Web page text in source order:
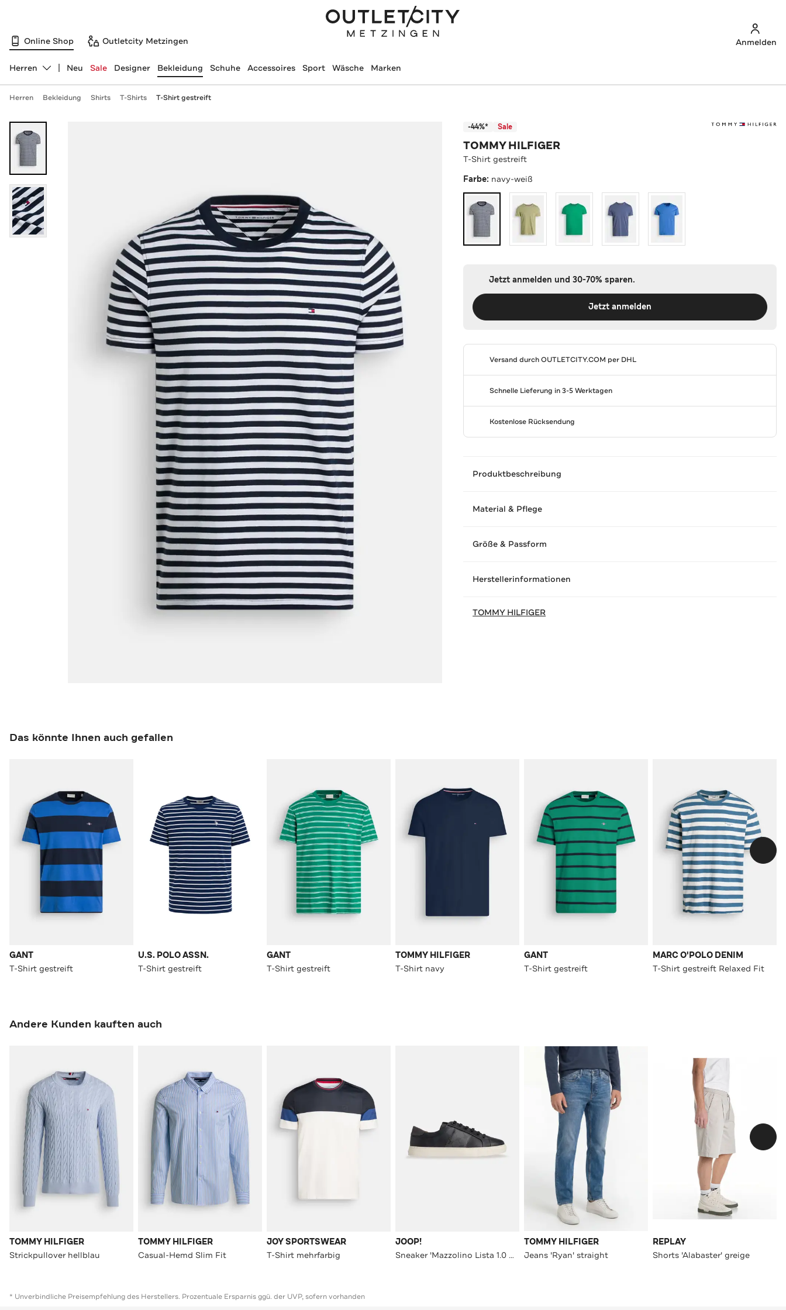
Online Shop Outletcity Metzingen Anmelden
Abteilung ändern, ausgewählt:
Herren Neu Sale Designer Bekleidung Schuhe Accessoires Sport Wäsche Marken
Herren Bekleidung Shirts T-Shirts T-Shirt gestreift
-44%* Sale
TOMMY HILFIGER
T-Shirt gestreift
Farbe: navy-weiß
Jetzt anmelden und 30-70% sparen.
Jetzt anmelden
Versand durchOUTLETCITY.COM per DHL
Schnelle Lieferung in 3-5 Werktagen
Kostenlose Rücksendung
Produktbeschreibung
Material & Pflege
Größe & Passform
Herstellerinformationen
TOMMY HILFIGER
Das könnte Ihnen auch gefallen
GANT
T-Shirt gestreift
U.S. POLO ASSN.
T-Shirt gestreift
GANT
T-Shirt gestreift
TOMMY HILFIGER
T-Shirt navy
GANT
T-Shirt gestreift
MARC O'POLO DENIM
T-Shirt gestreift Relaxed Fit
Andere Kunden kauften auch
TOMMY HILFIGER
Strickpullover hellblau
TOMMY HILFIGER
Casual-Hemd Slim Fit
JOY SPORTSWEAR
T-Shirt mehrfarbig
JOOP!
Sneaker 'Mazzolino Lista 1.0 Coralie' schwarz
TOMMY HILFIGER
Jeans 'Ryan' straight
REPLAY
Shorts 'Alabaster' greige
* Unverbindliche Preisempfehlung des Herstellers. Prozentuale Ersparnis ggü. der UVP, sofern vorhanden